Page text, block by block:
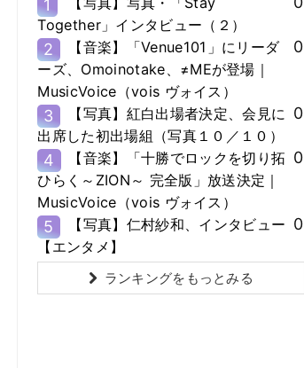
1
Together」インタビュー（２）
2
【音楽】「Venue101」にリーダ
ーズ、Omoinotake、≠MEが登場｜
MusicVoice（vois ヴォイス）
0
3
【写真】紅白出場者決定、会見に
出席した初出場組（写真１０／１０）
0
4
【音楽】「十勝でロックを切り拓
ひらく～ZION～ 完全版」放送決定｜
MusicVoice（vois ヴォイス）
0
5
【写真】仁村紗和、インタビュー
【エンタメ】
0
ランキングをもっとみる